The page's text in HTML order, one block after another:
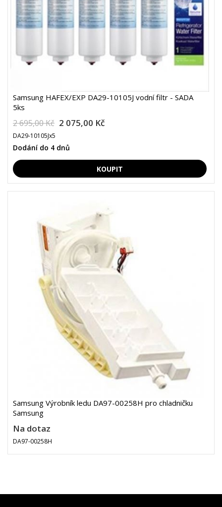
Samsung HAFEX/EXP DA29-10105J vodní filtr - SADA
5ks
2 695,00 Kč 2 075,00 Kč
DA29-10105Jx5
Dodání do 4 dnů
Samsung Výrobník ledu DA97-00258H pro chladničku
Samsung
Na dotaz
DA97-00258H